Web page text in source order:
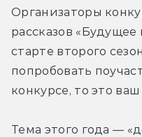
Организаторы
рассказов «Будущее
старте второго
попробовать
конкурсе, то это
Тема этого года —